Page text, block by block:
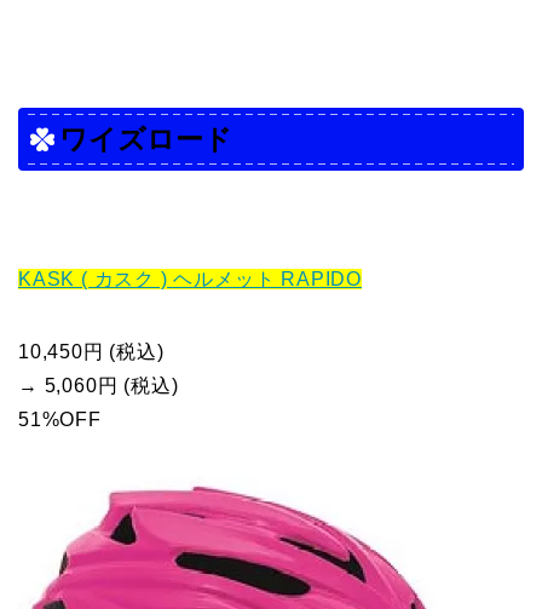
ワイズロード
KASK ( カスク ) ヘルメット RAPIDO
10,450円 (税込)
→ 5,060円 (税込)
51%OFF